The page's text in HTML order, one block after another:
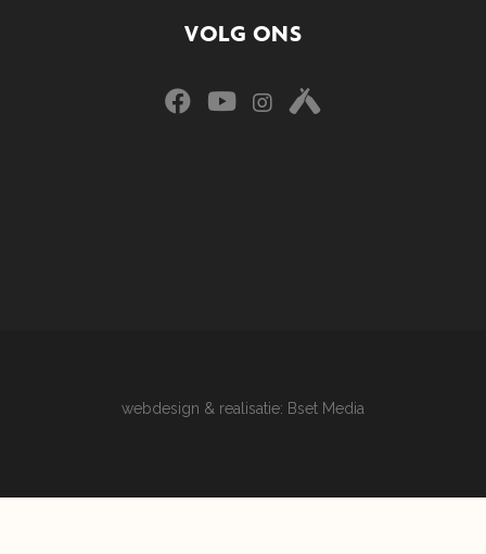
VOLG ONS
webdesign & realisatie: Bset Media